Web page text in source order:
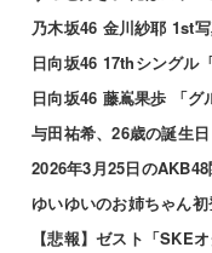
乃木坂46 金川紗耶 1st
日向坂46 17thシングル
与田祐希、26歳の誕生日
2026年3月25日の
ゆいゆいのお姉ちゃ